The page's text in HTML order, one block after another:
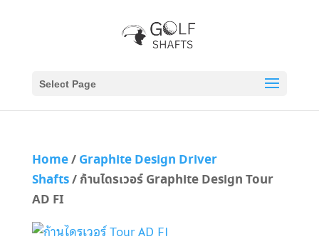
Select Page
Home/Graphite Design Driver
Shafts/ ก้านไดรเวอร์ Graphite Design Tour
AD FI